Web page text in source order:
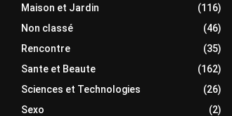
Maison et Jardin
(116)
Non classé
(46)
Rencontre
(35)
Sante et Beaute
(162)
Sciences et Technologies
(26)
Sexo
(2)